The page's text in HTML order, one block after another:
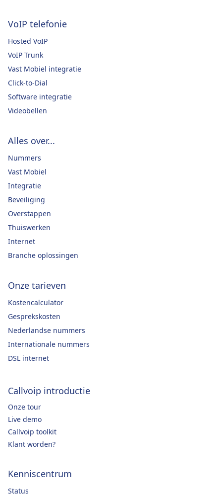
VoIP telefonie
Hosted VoIP
VoIP Trunk
Vast Mobiel integratie
Click-to-Dial
Software integratie
Videobellen
Alles over...
Nummers
Vast Mobiel
Integratie
Beveiliging
Overstappen
Thuiswerken
Internet
Branche oplossingen
Onze tarieven
Kostencalculator
Gesprekskosten
Nederlandse nummers
Internationale nummers
DSL internet
Callvoip introductie
Onze tour
Live demo
Callvoip toolkit
Klant worden?
Kenniscentrum
Status